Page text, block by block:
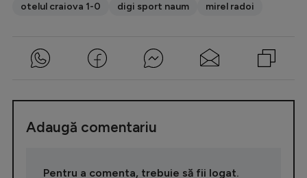
otelul craiova 1-0
digi sport naum mirel radoi
Adaugă comentariu
Pentru a comenta, trebuie să fii logat.